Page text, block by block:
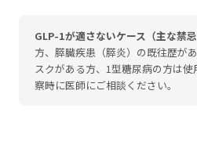
GLP-1が適さないケース（主な禁忌
方、膵臓疾患（膵炎）の既往歴が
スクがある方、1型糖尿病の方は
察時に医師にご相談ください。